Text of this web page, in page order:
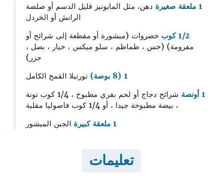
1 ملعقة صغيرة
دهن، مثل المايونيز قليل الدسم أو صلصة
الرانش أو الخردل
1/2 كوب
خضروات (مبشورة أو مقطعة إلى شرائح أو
مفرومة) (خس ، طماطم ، سلو ميكس ، خيار ، بصل ،
جزر)
1 (8 بوصة)
تورتيلا القمح الكامل
1 أونصة
شرائح دجاج أو لحم بقري مطبوخ ، 1/4 كوب تونة
، بيضة مطبوخة جيدا ، أو 1/4 كوب فاصوليا مقلية
1 ملعقة كبيرة
الجبن المبشور
تعليمات